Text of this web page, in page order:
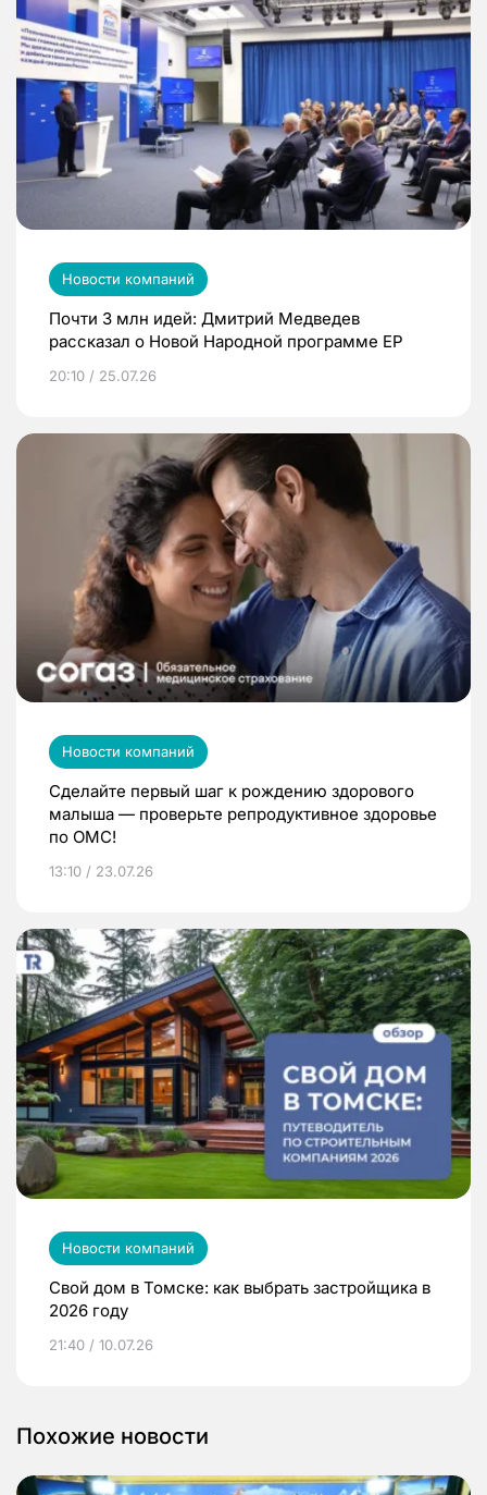
Новости компаний
Почти 3 млн идей: Дмитрий Медведев
рассказал о Новой Народной программе ЕР
20:10 / 25.07.26
Новости компаний
Сделайте первый шаг к рождению здорового
малыша — проверьте репродуктивное здоровье
по ОМС!
13:10 / 23.07.26
Новости компаний
Свой дом в Томске: как выбрать застройщика в
2026 году
21:40 / 10.07.26
Похожие новости